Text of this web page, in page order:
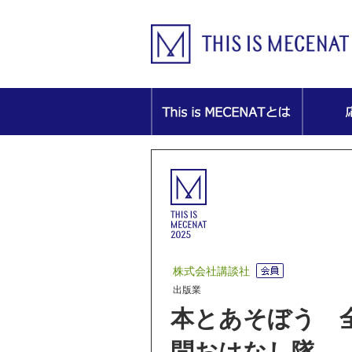
株式会社講談社
出版業
本とあそぼう